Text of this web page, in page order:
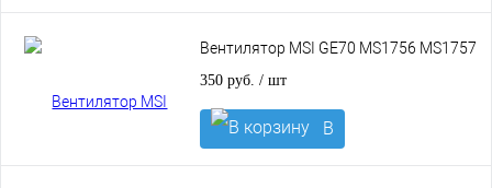
корзину
Вентилятор MSI GE70 MS1756 MS1757
350 руб. / шт
В
корзину